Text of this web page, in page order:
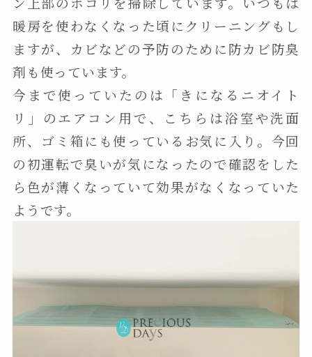
暖房を使わなくなった頃にクリーニングもし
ますが、カビなどの予防のために防カビ防臭
剤も使っています。
今まで使っていたのは「きになるニオイト
リ」のエアコン用で、こちらは浴室や洗面
所、ゴミ箱にも使っているお気に入り。今回
の初運転で臭いが気になったので確認をした
ら色が薄くなっていて効果がなくなっていた
ようです。